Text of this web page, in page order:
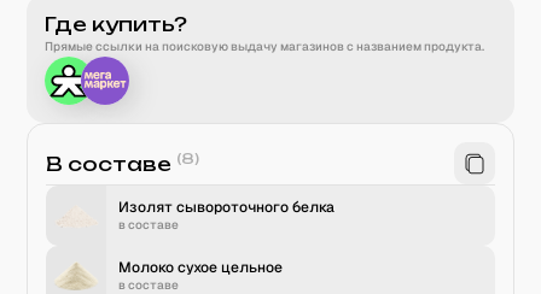
Где купить?
Прямые ссылки на поисковую выдачу магазинов с названием продукта.
В составе (8)
Изолят сывороточного белка
в составе
Молоко сухое цельное
в составе